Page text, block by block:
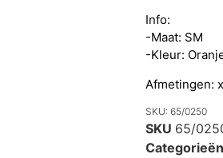
Info:
-Maat: SM
-Kleur:
Afmetingen:
SKU: 65/0250
SKU 65/
Categorieën